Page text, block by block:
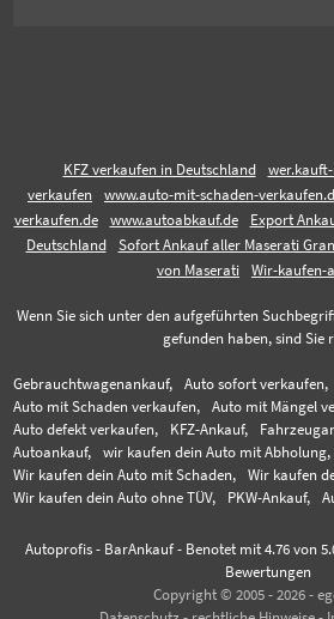
KFZ verkaufen in Deutschland
verkaufen
www.auto-mit-schaden-
verkaufen.de
www.autoabkauf.de
Export
Deutschland
Sofort Ankauf aller Maserati
von Maserati
Wir-kaufen-
Wenn Sie sich unter den aufgeführten
gefunden haben, sind Sie
Gebrauchtwagenankauf,
Auto sofort verkaufen,
Auto mit Schaden verkaufen,
Auto mit Mängel
Auto defekt verkaufen,
KFZ-Ankauf,
Autoankauf,
wir kaufen dein Auto mit Abholung,
Wir kaufen dein Auto mit Schaden,
Wir kaufen
Wir kaufen dein Auto ohne TÜV,
PKW-Ankauf,
Autoprofis - BarAnkauf- Benotet mit 4.76von
Bewertungen
Copyright © 2005 - 2026 -